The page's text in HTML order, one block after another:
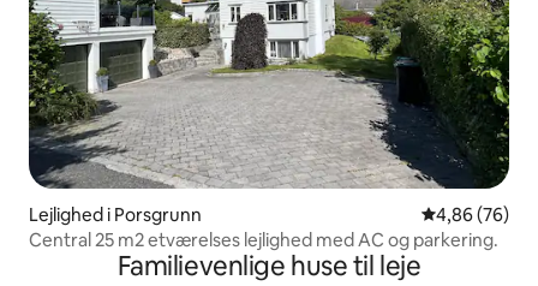
Lejlighed i Porsgrunn 4,86 ud af 5 i
4,86 (76)
Central 25 m2 etværelses lejlighed med AC og parkering.
Familievenlige huse til leje